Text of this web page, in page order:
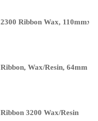
2300 Ribbon Wax,
Ribbon, Wax/Resin, 64mm x
Ribbon 3200 Wax/Resin